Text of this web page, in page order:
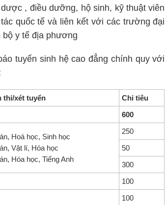
, điều dưỡng, hộ sinh, kỹ thuật viên
quốc tế và liên kết với các trường đại
bộ y tế địa phương
tuyển sinh hệ cao đẳng chính quy với
thi/xét tuyển
Chỉ tiêu
600
Hoá học, Sinh học
Vật lí, Hóa học
Hóa học, Tiếng Anh
250
50
300
100
100